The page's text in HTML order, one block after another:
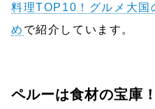
料理TOP10！グルメ大国
め で紹介しています。
ペルーは食材の宝庫！